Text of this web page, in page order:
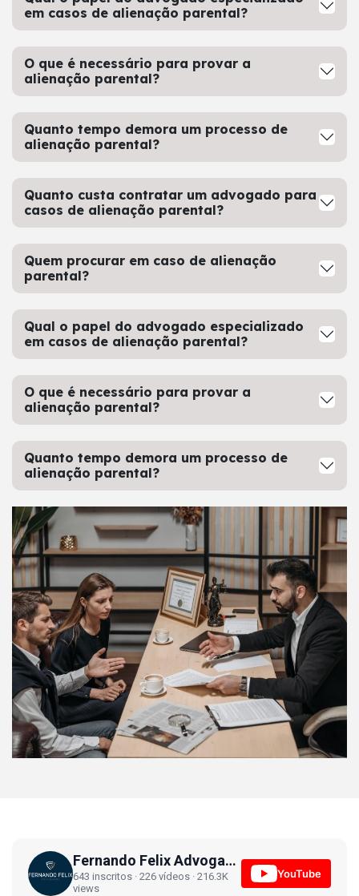
em casos de alienação parental?
O que é necessário para provar a
alienação parental?
Quanto tempo demora um processo de
alienação parental?
Quanto custa contratar um advogado para
casos de alienação parental?
Quem procurar em caso de alienação
parental?
Qual o papel do advogado especializado
em casos de alienação parental?
O que é necessário para provar a
alienação parental?
Quanto tempo demora um processo de
alienação parental?
Fernando Felix Advogados
643 inscritos · 226 vídeos · 216.3K
views
YouTube